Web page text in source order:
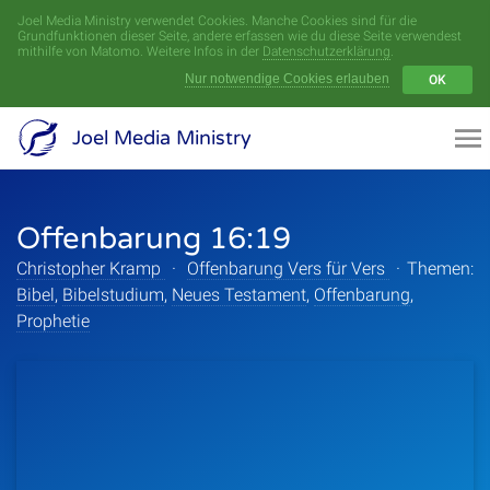
Joel Media Ministry verwendet Cookies. Manche Cookies sind für die
Grundfunktionen dieser Seite, andere erfassen wie du diese Seite verwendest
mithilfe von Matomo. Weitere Infos in der Datenschutzerklärung.
Nur notwendige Cookies erlauben
OK
Joel Media Ministry
Offenbarung 16:19
Christopher Kramp · Offenbarung Vers für Vers · Themen:
Bibel, Bibelstudium, Neues Testament, Offenbarung,
Prophetie
Menü
Videoarchiv
Sprecher